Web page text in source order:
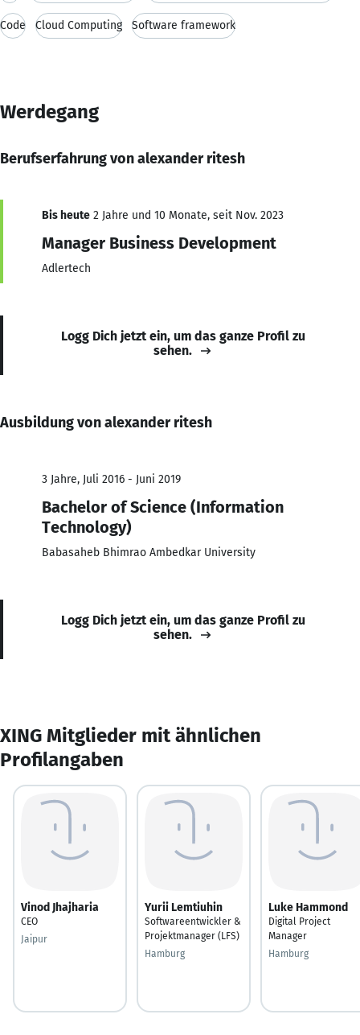
Code Cloud Computing Software framework
Werdegang
Berufserfahrung von alexander ritesh
Bis heute 2 Jahre und 10 Monate, seit Nov. 2023
Manager Business Development
Adlertech
Logg Dich jetzt ein, um das ganze Profil zu
sehen.
Ausbildung von alexander ritesh
3 Jahre, Juli 2016 - Juni 2019
Bachelor of Science (Information
Technology)
Babasaheb Bhimrao Ambedkar University
Logg Dich jetzt ein, um das ganze Profil zu
sehen.
XING Mitglieder mit ähnlichen
Profilangaben
Vinod Jhajharia
CEO
Jaipur
Yurii Lemtiuhin
Softwareentwickler &
Projektmanager (LFS)
Hamburg
Luke Hammond
Digital Project
Manager
Hamburg